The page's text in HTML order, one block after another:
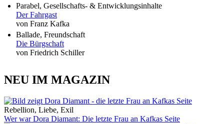
Parabel, Gesellschafts- & Entwicklungsinhalte
Der Fahrgast
von Franz Kafka
Ballade, Freundschaft
Die Bürgschaft
von Friedrich Schiller
NEU IM MAGAZIN
Rebellion, Liebe, Exil
Wer war Dora Diamant: Die letzte Frau an Kafkas Seite